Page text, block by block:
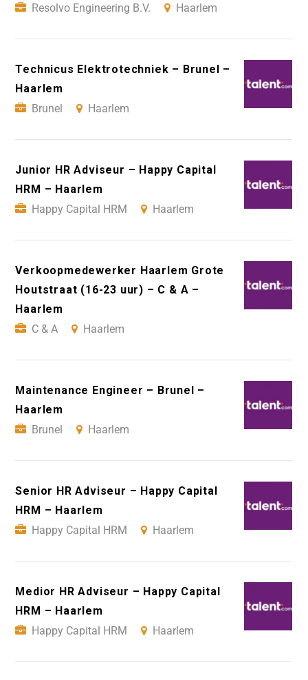
Resolvo Engineering B.V.
Haarlem
Technicus Elektrotechniek – Brunel –
Haarlem
Brunel
Haarlem
Junior HR Adviseur – Happy Capital
HRM – Haarlem
Happy Capital HRM
Haarlem
Verkoopmedewerker Haarlem Grote
Houtstraat (16-23 uur) – C & A –
Haarlem
C & A
Haarlem
Maintenance Engineer – Brunel –
Haarlem
Brunel
Haarlem
Senior HR Adviseur – Happy Capital
HRM – Haarlem
Happy Capital HRM
Haarlem
Medior HR Adviseur – Happy Capital
HRM – Haarlem
Happy Capital HRM
Haarlem